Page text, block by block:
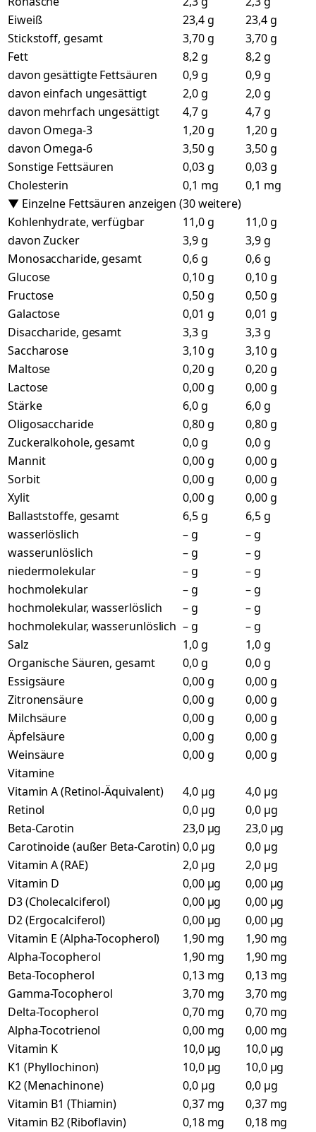
Eiweiß
23,4 g
23,4 g
Stickstoff, gesamt
3,70 g
3,70 g
Fett
8,2 g
8,2 g
davon gesättigte Fettsäuren
0,9 g
0,9 g
davon einfach ungesättigt
2,0 g
2,0 g
davon mehrfach ungesättigt
4,7 g
4,7 g
davon Omega-3
1,20 g
1,20 g
davon Omega-6
3,50 g
3,50 g
Sonstige Fettsäuren
0,03 g
0,03 g
Cholesterin
0,1 mg
0,1 mg
▼ Einzelne Fettsäuren anzeigen (30 weitere)
Kohlenhydrate, verfügbar
11,0 g
11,0 g
davon Zucker
3,9 g
3,9 g
Monosaccharide, gesamt
0,6 g
0,6 g
Glucose
0,10 g
0,10 g
Fructose
0,50 g
0,50 g
Galactose
0,01 g
0,01 g
Disaccharide, gesamt
3,3 g
3,3 g
Saccharose
3,10 g
3,10 g
Maltose
0,20 g
0,20 g
Lactose
0,00 g
0,00 g
Stärke
6,0 g
6,0 g
Oligosaccharide
0,80 g
0,80 g
Zuckeralkohole, gesamt
0,0 g
0,0 g
Mannit
0,00 g
0,00 g
Sorbit
0,00 g
0,00 g
Xylit
0,00 g
0,00 g
Ballaststoffe, gesamt
6,5 g
6,5 g
wasserlöslich
– g
– g
wasserunlöslich
– g
– g
niedermolekular
– g
– g
hochmolekular
– g
– g
hochmolekular, wasserlöslich
– g
– g
hochmolekular, wasserunlöslich – g
– g
Salz
1,0 g
1,0 g
Organische Säuren, gesamt
0,0 g
0,0 g
Essigsäure
0,00 g
0,00 g
Zitronensäure
0,00 g
0,00 g
Milchsäure
0,00 g
0,00 g
Äpfelsäure
0,00 g
0,00 g
Weinsäure
0,00 g
0,00 g
Vitamine
Vitamin A (Retinol-Äquivalent)
4,0 µg
4,0 µg
Retinol
0,0 µg
0,0 µg
Beta-Carotin
23,0 µg
23,0 µg
Carotinoide (außer Beta-Carotin)0,0 µg
0,0 µg
Vitamin A (RAE)
2,0 µg
2,0 µg
Vitamin D
0,00 µg
0,00 µg
D3 (Cholecalciferol)
0,00 µg
0,00 µg
D2 (Ergocalciferol)
0,00 µg
0,00 µg
Vitamin E (Alpha-Tocopherol)
1,90 mg
1,90 mg
Alpha-Tocopherol
1,90 mg
1,90 mg
Beta-Tocopherol
0,13 mg
0,13 mg
Gamma-Tocopherol
3,70 mg
3,70 mg
Delta-Tocopherol
0,70 mg
0,70 mg
Alpha-Tocotrienol
0,00 mg
0,00 mg
Vitamin K
10,0 µg
10,0 µg
K1 (Phyllochinon)
10,0 µg
10,0 µg
K2 (Menachinone)
0,0 µg
0,0 µg
Vitamin B1 (Thiamin)
0,37 mg
0,37 mg
Vitamin B2 (Riboflavin)
0,18 mg
0,18 mg